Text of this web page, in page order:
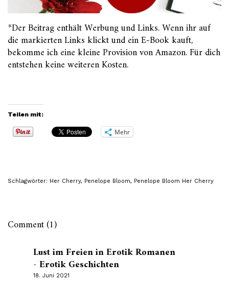
*Der Beitrag enthält Werbung und Links. Wenn ihr auf
die markierten Links klickt und ein E-Book kauft,
bekomme ich eine kleine Provision von Amazon. Für dich
entstehen keine weiteren Kosten.
Teilen mit:
Mehr
Schlagwörter: Her Cherry, Penelope Bloom, Penelope Bloom Her Cherry
Comment (1)
Lust im Freien in Erotik Romanen
- Erotik Geschichten
18. Juni 2021